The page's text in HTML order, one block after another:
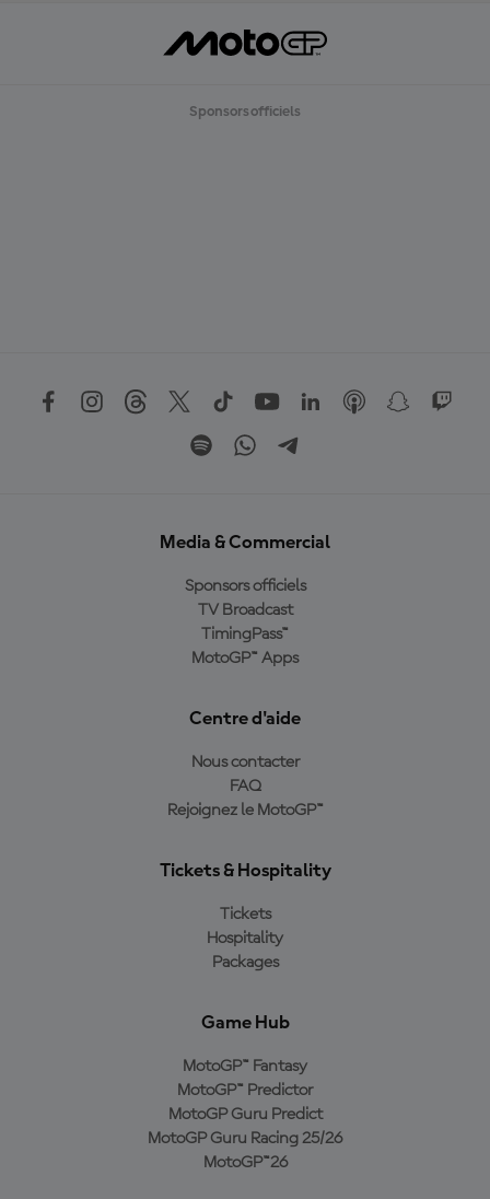
Sponsors officiels
Media & Commercial
Sponsors officiels
TV Broadcast
TimingPass™
MotoGP™ Apps
Centre d'aide
Nous contacter
FAQ
Rejoignez le MotoGP™
Tickets & Hospitality
Tickets
Hospitality
Packages
Game Hub
MotoGP™ Fantasy
MotoGP™ Predictor
MotoGP Guru Predict
MotoGP Guru Racing 25/26
MotoGP™26